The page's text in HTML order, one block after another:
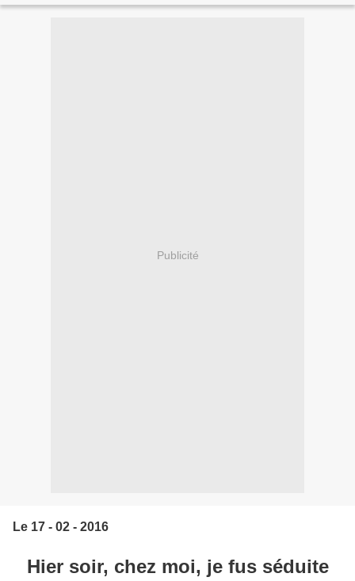
Publicité
Le 17 - 02 - 2016
Hier soir, chez moi, je fus séduite